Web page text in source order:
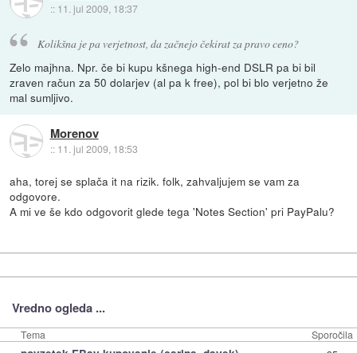
:: 11. jul 2009, 18:37
Kolikšna je pa verjetnost, da začnejo čekirat za pravo ceno?
Zelo majhna. Npr. če bi kupu kšnega high-end DSLR pa bi bil
zraven račun za 50 dolarjev (al pa k free), pol bi blo verjetno že
mal sumljivo.
Morenov
:: 11. jul 2009, 18:53
aha, torej se splača it na rizik. folk, zahvaljujem se vam za
odgovore.
A mi ve še kdo odgovorit glede tega 'Notes Section' pri PayPalu?
Vredno ogleda ...
Tema Sporočila